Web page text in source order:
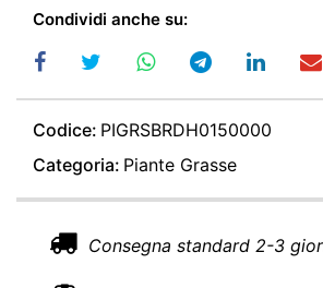
Condividi anche su:
Codice: PIGRSBRDH0150000
Categoria: Piante Grasse
Consegna standard 2-3